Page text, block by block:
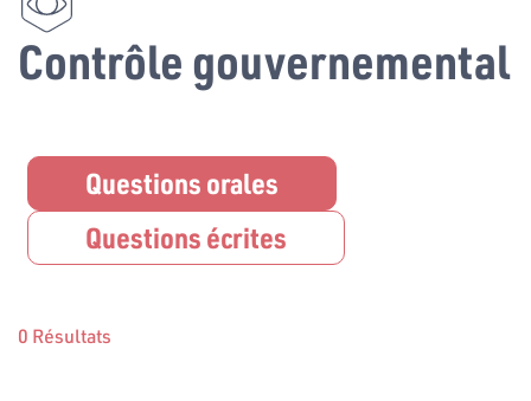
Contrôle gouvernemental
Questions orales
Questions écrites
0 Résultats